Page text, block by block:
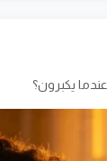
يكبرون؟